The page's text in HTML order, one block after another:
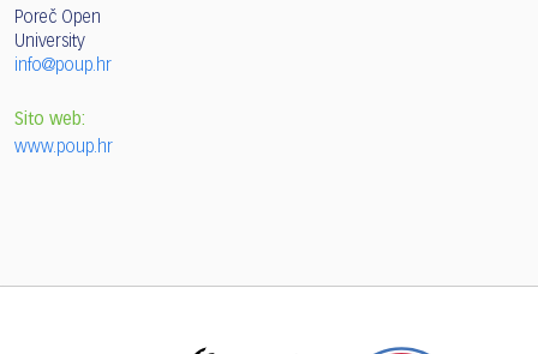
Poreč Open
University
info@poup.hr
Sito web:
www.poup.hr